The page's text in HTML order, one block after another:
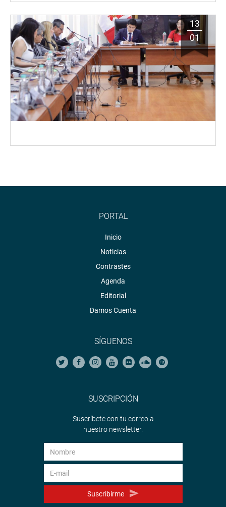
13
01
PORTAL
Inicio
Noticias
Contrastes
Agenda
Editorial
Damos Cuenta
SÍGUENOS
SUSCRIPCIÓN
Suscríbete con tu correo a
nuestro newsletter.
Suscribirme